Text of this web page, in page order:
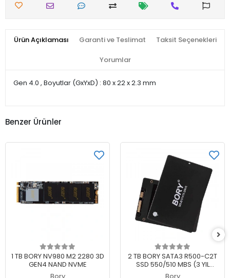
Ürün Açıklaması Garanti ve Teslimat Taksit Seçenekleri
Yorumlar
Gen 4.0 , Boyutlar (GxYxD) : 80 x 22 x 2.3 mm
Benzer Ürünler
Sepete Ekle
1 TB BORY NV980 M2 2280 3D
GEN4 NAND NVME
Sepete Ekle
2 TB BORY SATA3 R500-C2T
SSD 550/510 MBS (3 YIL
GARANTİLİ)